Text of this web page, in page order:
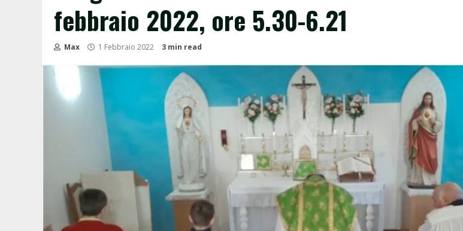
febbraio 2022, ore 5.30-6.21
Max 1 Febbraio 2022 3 min read